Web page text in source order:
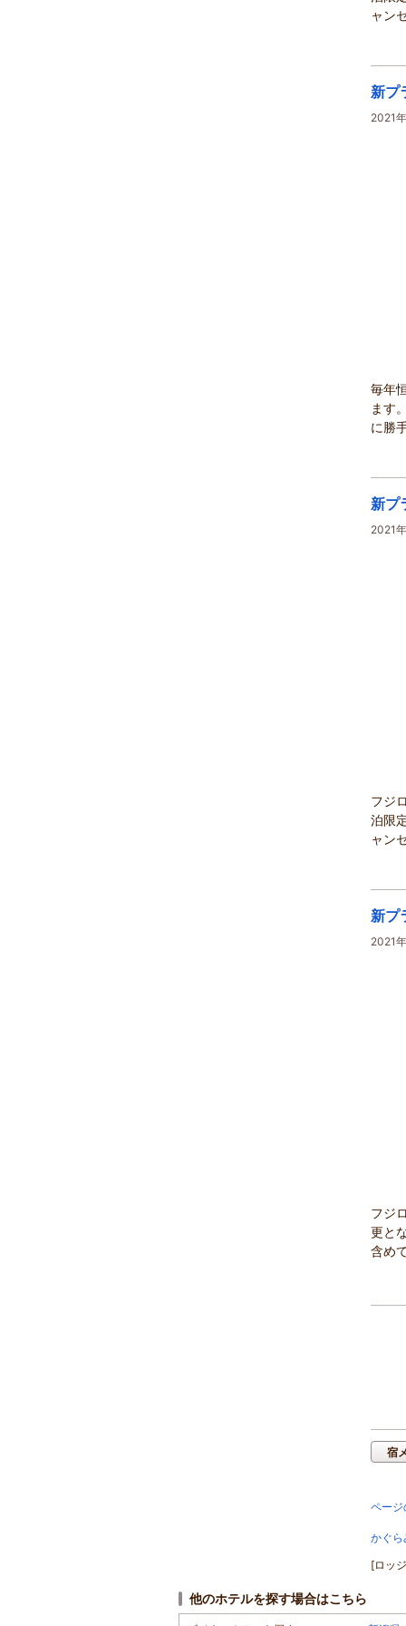
ャン
新プ
2021
毎年
ます
に勝
新プ
2021
フジ
泊限
ャン
新プ
2021
フジ
更と
含め
宿
ページ
かぐ
[ロッ
他のホテルを探す場合はこちら